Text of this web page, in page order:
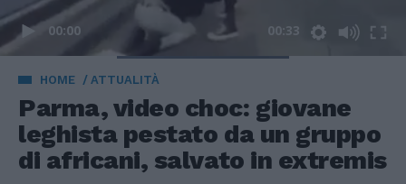
00:00 00:33
HOME ATTUALITÀ
Parma, video choc: giovane
leghista pestato da un gruppo
di africani, salvato in extremis